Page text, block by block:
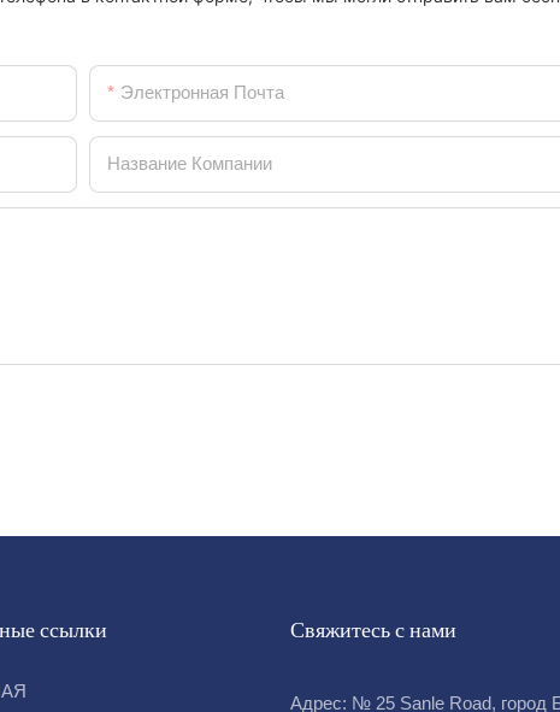
Электронная Почта
Название Компании
ссылки Свяжитесь с нами
Адрес: № 25 Sanle Road, город